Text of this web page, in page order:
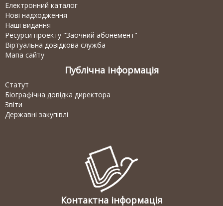
Електронний каталог
Нові надходження
Наші видання
Ресурси проекту "Заочний абонемент"
Віртуальна довідкова служба
Мапа сайту
Публічна інформація
Статут
Біографічна довідка директора
Звіти
Державні закупівлі
Контактна інформація